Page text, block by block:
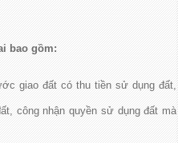
bao gồm:
giao đất có thu tiền sử dụng đất,
công nhận quyền sử dụng đất mà